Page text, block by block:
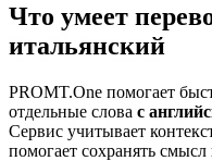
Что умеет
итальянский
PROMT.One помогает
отдельные слова с
Сервис учитывает
помогает сохранять